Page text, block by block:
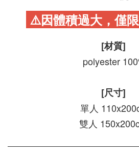
⚠️因體積過大，僅
[材質]
polyester
[尺寸]
單人
雙人